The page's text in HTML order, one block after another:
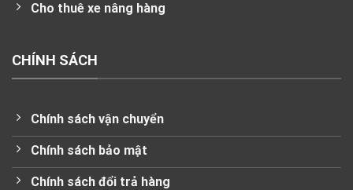
Cho thuê xe nâng hàng
CHÍNH SÁCH
Chính sách vận chuyển
Chính sách bảo mật
Chính sách đổi trả hàng